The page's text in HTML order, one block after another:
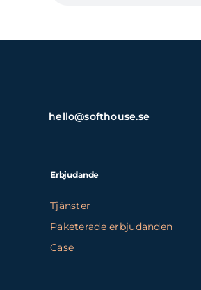
hello@softhouse.se
Erbjudande
Tjänster
Paketerade erbjudanden
Case